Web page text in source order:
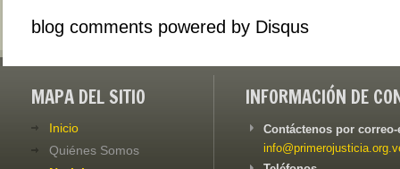
blog comments powered by Disqus
MAPA DEL SITIO
Inicio
Quiénes Somos
INFORMACIÓN DE
Contáctenos por